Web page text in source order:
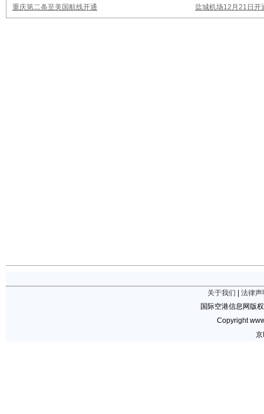
重庆第二条至美国航线开通
盐城机场12月21日开
关于我们
法律声
国际空港信息网版
Copyright